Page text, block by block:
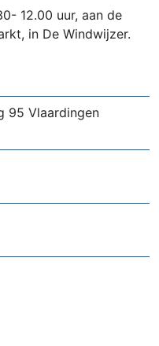
12.00 uur, aan de
in De Windwijzer.
95 Vlaardingen